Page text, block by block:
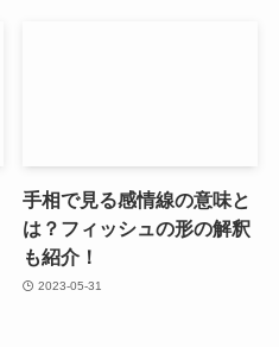
手相で見る感情線の意味と
は？フィッシュの形の解釈
も紹介！
2023-05-31